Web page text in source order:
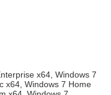
x64, Windows 7
x64, Windows 7 Home